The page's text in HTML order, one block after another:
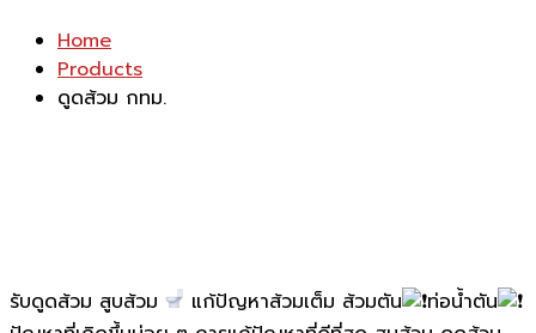
Home
Products
ดูดส้วม กทม.
รับดูดส้วม สูบส้วม แก้ปัญหาส้วมเต็ม ส้วมตัน
ท่อน้ำตัน